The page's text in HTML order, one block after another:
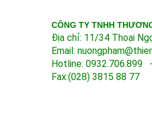
CÔNG TY TNHH
Địa chỉ: 11/34 Thoại
Email:
Hotline: 0932.706.899
Fax:(028) 3815 88 77